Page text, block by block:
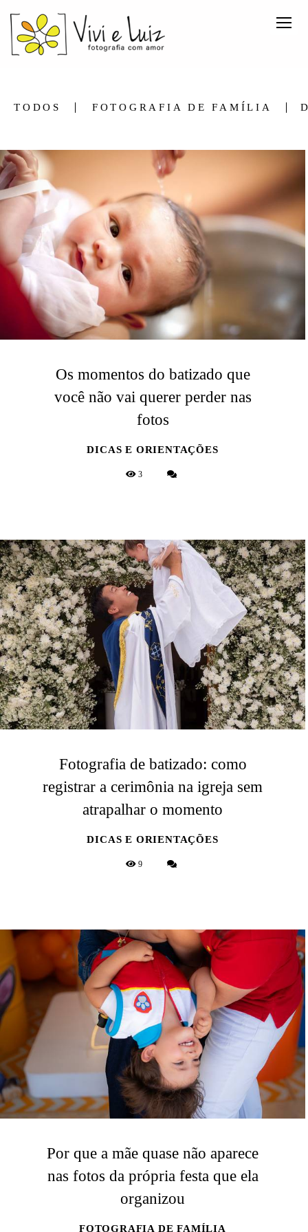
TODOS FOTOGRAFIA DE FAMÍLIA
Os momentos do batizado que
você não vai querer perder nas
fotos
DICAS E ORIENTAÇÕES
3
Fotografia de batizado: como
registrar a cerimônia na igreja sem
atrapalhar o momento
DICAS E ORIENTAÇÕES
9
Por que a mãe quase não aparece
nas fotos da própria festa que ela
organizou
FOTOGRAFIA DE FAMÍLIA